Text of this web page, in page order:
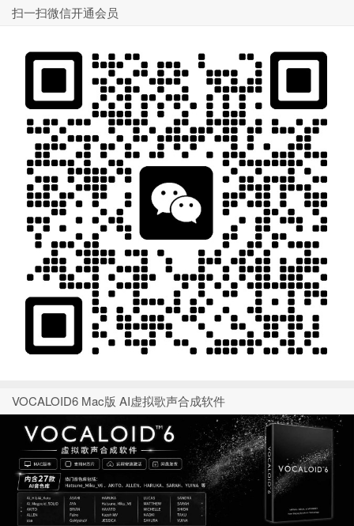
扫一扫微信开通会员
VOCALOID6 Mac版 AI虚拟歌声合成软件